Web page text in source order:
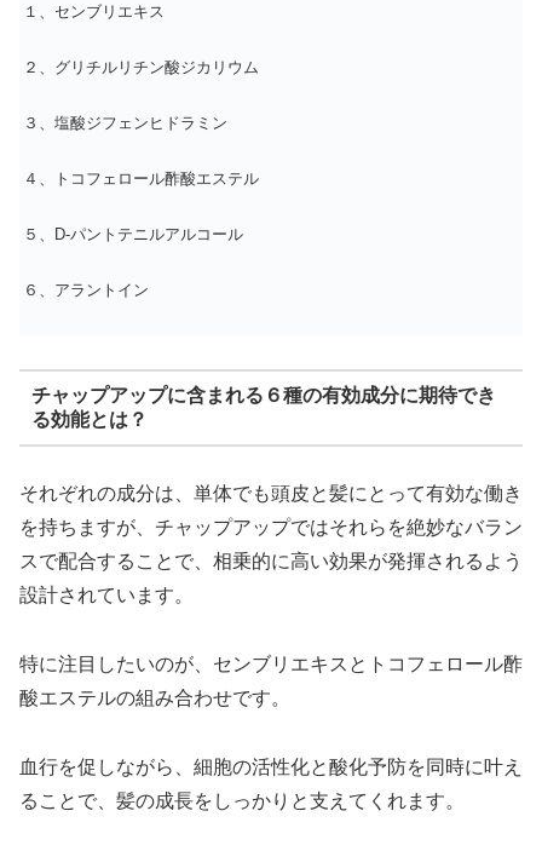
１、センブリエキス
２、グリチルリチン酸ジカリウム
３、塩酸ジフェンヒドラミン
４、トコフェロール酢酸エステル
５、D-パントテニルアルコール
６、アラントイン
チャップアップに含まれる６種の有効成分に期待でき
る効能とは？
それぞれの成分は、単体でも頭皮と髪にとって有効な働き
を持ちますが、チャップアップではそれらを絶妙なバラン
スで配合することで、相乗的に高い効果が発揮されるよう
設計されています。
特に注目したいのが、センブリエキスとトコフェロール酢
酸エステルの組み合わせです。
血行を促しながら、細胞の活性化と酸化予防を同時に叶え
ることで、髪の成長をしっかりと支えてくれます。